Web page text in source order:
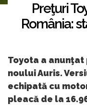
Preţuri
România:
Toyota a
noului Auris.
echipată cu
pleacă de la